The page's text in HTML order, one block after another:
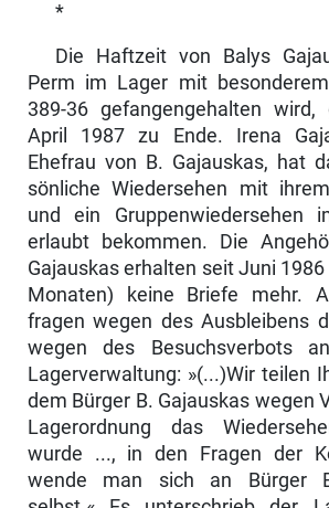
*
Die Haftzeit von Balys
Perm im Lager mit
389-36 gefangengehalten
April 1987 zu Ende. Irena
Ehefrau von B. Gajauskas, hat
sönliche Wiedersehen mit
und ein Gruppenwiedersehen
erlaubt bekommen. Die
Gajauskas erhal­ten seit Juni
Monaten) keine Briefe mehr.
fragen wegen des Ausbleibens
wegen des Besuchsverbots
Lagerverwaltung: »(...)Wir teilen
dem Bürger B. Gajauskas wegen
Lagerordnung das
wurde ..., in den Fragen der
wende man sich an Bürger